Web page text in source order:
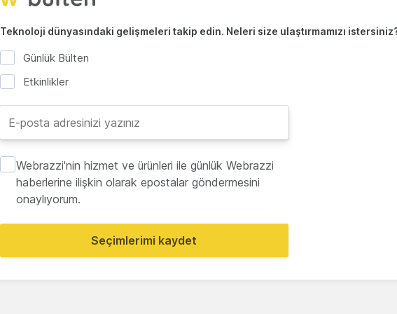
Teknoloji dünyasındaki gelişmeleri takip edin. Neleri size ulaştırmamızı
Günlük Bülten
Etkinlikler
Webrazzi'nin hizmet ve ürünleri ile günlük Webrazzi
haberlerine ilişkin olarak epostalar göndermesini
onaylıyorum.
Seçimlerimi kaydet